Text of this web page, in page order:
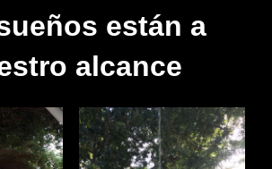
están a
alcance